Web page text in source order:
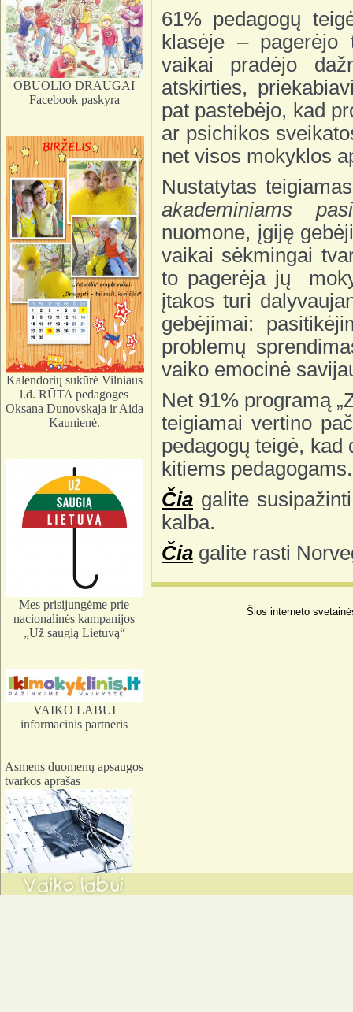
OBUOLIO DRAUGAI
Facebook paskyra
Kalendorių sukūrė Vilniaus
l.d. RŪTA pedagogės
Oksana Dunovskaja ir Aida
Kaunienė.
Mes prisijungėme prie
nacionalinės kampanijos
„Už saugią Lietuvą“
VAIKO LABUI
informacinis partneris
Asmens duomenų apsaugos
tvarkos aprašas
61% pedagogų
klasėje – pagerėjo
vaikai pradėjo
atskirties,
pat pastebėjo, kad
ar psichikos
net visos mokyklos
Nustatytas
akademiniams
nuomone, įgiję
vaikai sėkmingai
to pagerėja jų
įtakos turi
gebėjimai:
problemų
vaiko emocinė
Net 91% programą
teigiamai vertino
pedagogų teigė,
kitiems pedagogams.
Čia galite
kalba.
Čia galite rasti
Šios interneto